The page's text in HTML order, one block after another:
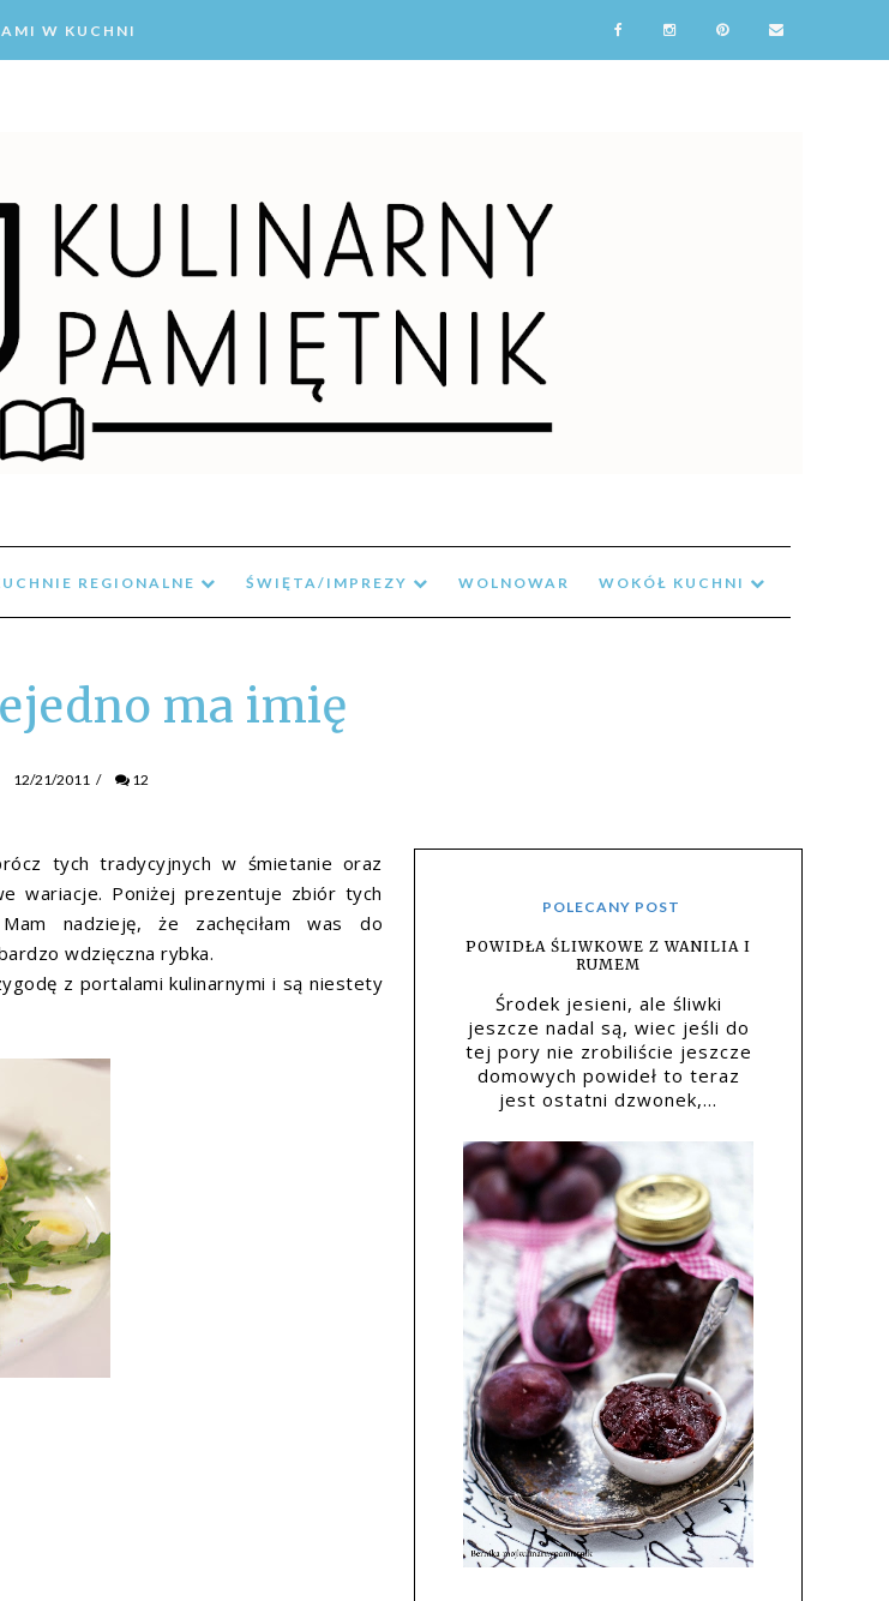
W KUCHNI
REGIONALNE ŚWIĘTA/IMPREZY WOLNOWAR WOKÓŁ KUCHNI
ma imię
12/21/2011 / 12
tych tradycyjnych w śmietanie oraz
wariacje. Poniżej prezentuje zbiór tych
nadzieję, że zachęciłam was do
wdzięczna rybka.
z portalami kulinarnymi i są niestety
POLECANY POST
POWIDŁA ŚLIWKOWE Z WANILIA I
RUMEM
Środek jesieni, ale śliwki
jeszcze nadal są, wiec jeśli do
tej pory nie zrobiliście jeszcze
domowych powideł to teraz
jest ostatni dzwonek,...